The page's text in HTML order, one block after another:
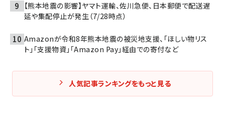
【熊本地震の影響】ヤマト運輸、佐川急便、日本郵便で配送遅
延や集配停止が発生（7/28時点）
Amazonが令和8年熊本地震の被災地支援、「ほしい物リス
ト」「支援物資」「Amazon Pay」経由での寄付など
人気記事ランキングをもっと見る